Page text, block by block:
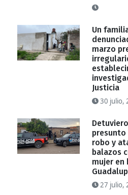
Un
marzo
Justicia
30 julio,
robo y
balazos
mujer en
27 julio,